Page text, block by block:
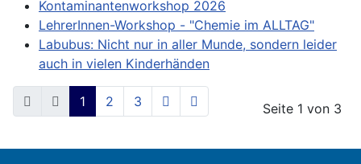
Kontaminantenworkshop 2026
LehrerInnen-Workshop - "Chemie im ALLTAG"
Labubus: Nicht nur in aller Munde, sondern leider
auch in vielen Kinderhänden
Seite 1 von 3
1 2 3